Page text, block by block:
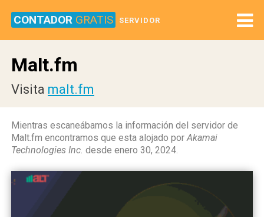
CONTADOR GRATIS SERVIDOR
Malt.fm
Visita malt.fm
Mientras escaneábamos la información del servidor de
Malt.fm encontramos que esta alojado porAkamai
Technologies Inc. desde enero 30, 2024.